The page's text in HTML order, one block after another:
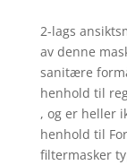
2-lags
av denne
sanitære
henhold til
, og er heller
henhold til
filtermasker